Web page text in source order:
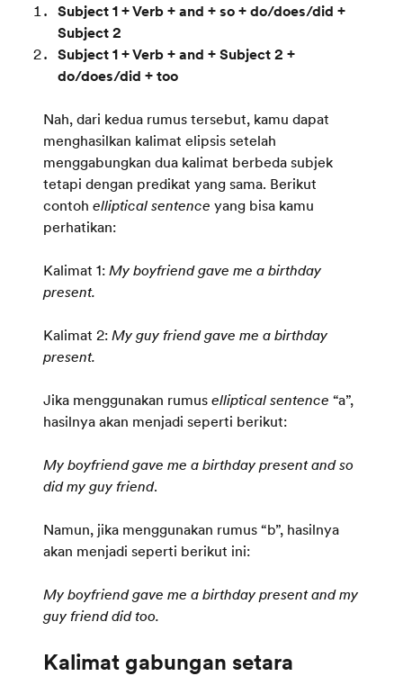
Subject 1 + Verb + and + so + do/does/did +
Subject 2
Subject 1 + Verb + and + Subject 2 +
do/does/did + too
Nah, dari kedua rumus tersebut, kamu dapat
menghasilkan kalimat elipsis setelah
menggabungkan dua kalimat berbeda subjek
tetapi dengan predikat yang sama. Berikut
contoh elliptical sentence yang bisa kamu
perhatikan:
Kalimat 1:My boyfriend gave me a birthday
present.
Kalimat 2:My guy friend gave me a birthday
present.
Jika menggunakan rumuselliptical sentence “a”,
hasilnya akan menjadi seperti berikut:
My boyfriend gave me a birthday present and so
did my guy friend.
Namun, jika menggunakan rumus “b”, hasilnya
akan menjadi seperti berikut ini:
My boyfriend gave me a birthday present and my
guy friend did too.
Kalimat gabungan setara